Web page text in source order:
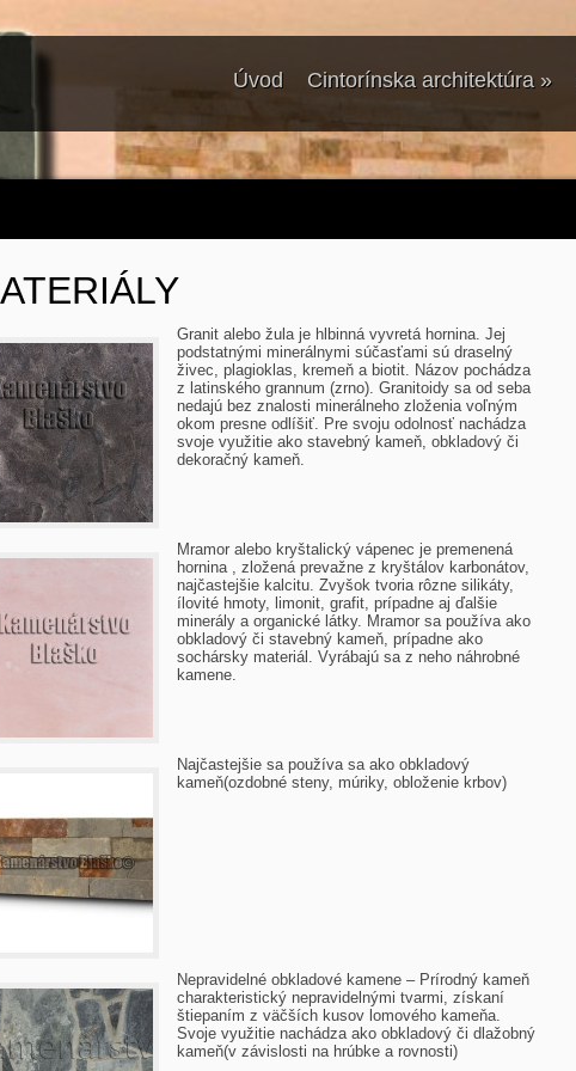
Úvod Cintorínska architektúra »
Granit alebo žula je hlbinná vyvretá hornina. Jej
podstatnými minerálnymi súčasťami sú draselný
živec, plagioklas, kremeň a biotit. Názov pochádza
z latinského grannum (zrno). Granitoidy sa od seba
nedajú bez znalosti minerálneho zloženia voľným
okom presne odlíšiť. Pre svoju odolnosť nachádza
svoje využitie ako stavebný kameň, obkladový či
dekoračný kameň.
Mramor alebo kryštalický vápenec je premenená
hornina , zložená prevažne z kryštálov karbonátov,
najčastejšie kalcitu. Zvyšok tvoria rôzne silikáty,
ílovité hmoty, limonit, grafit, prípadne aj ďalšie
minerály a organické látky. Mramor sa používa ako
obkladový či stavebný kameň, prípadne ako
sochársky materiál. Vyrábajú sa z neho náhrobné
kamene.
Najčastejšie sa používa sa ako obkladový
kameň(ozdobné steny, múriky, obloženie krbov)
Nepravidelné obkladové kamene – Prírodný kameň
charakteristický nepravidelnými tvarmi, získaní
štiepaním z väčších kusov lomového kameňa.
Svoje využitie nachádza ako obkladový či dlažobný
kameň(v závislosti na hrúbke a rovnosti)